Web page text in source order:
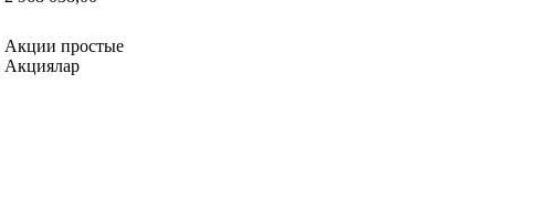
Акции простые
Акциялар